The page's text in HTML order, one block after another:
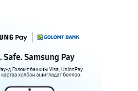
сэтэлгээ хийнэ
ангид элсэгчдийн бүртгэлийг энэ
E-Mongolia системээр зохион